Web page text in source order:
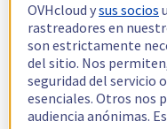
OVHcloud ysus socios
rastreadores en
son estrictamente
del sitio. Nos
seguridad del servicio
esenciales. Otros nos
audiencia anónimas.